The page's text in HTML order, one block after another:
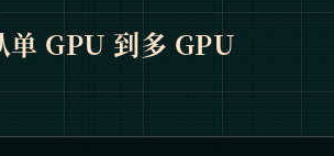
单 GPU 到多 GPU